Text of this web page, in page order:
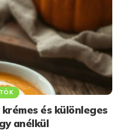
és különleges
anélkül